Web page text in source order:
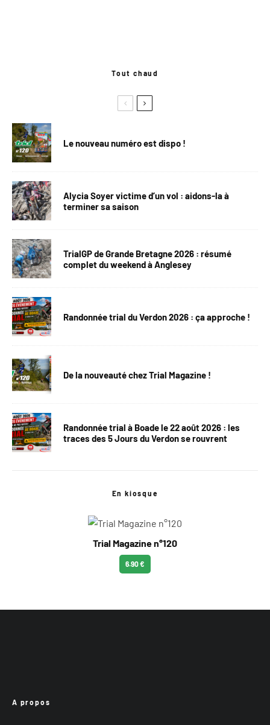
Tout chaud
Le nouveau numéro est dispo !
Alycia Soyer victime d’un vol : aidons-la à
terminer sa saison
TrialGP de Grande Bretagne 2026 : résumé
complet du weekend à Anglesey
Randonnée trial du Verdon 2026 : ça approche !
De la nouveauté chez Trial Magazine !
Randonnée trial à Boade le 22 août 2026 : les
traces des 5 Jours du Verdon se rouvrent
En kiosque
Trial Magazine n°120
6.90 €
A propos